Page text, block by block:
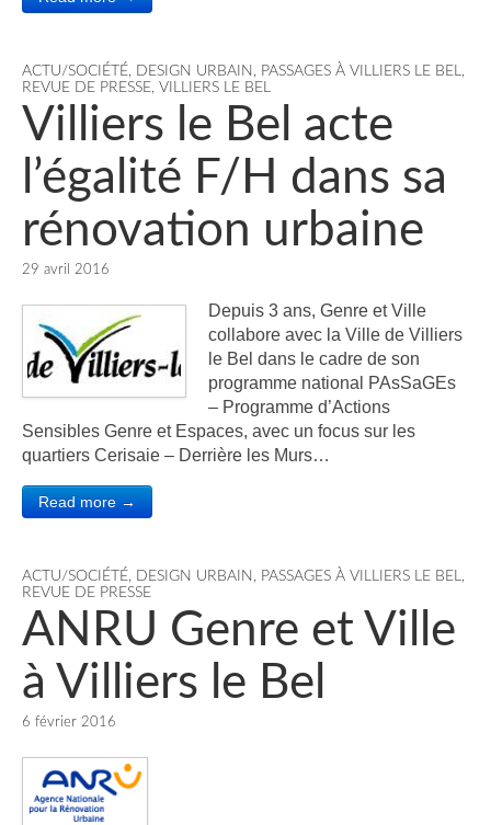
ACTU/SOCIÉTÉ, DESIGN URBAIN , PASSAGES À VILLIERS LE BEL,
REVUE DE PRESSE, VILLIERS LE BEL
Villiers le Bel acte
l’égalité F/H dans sa
rénovation urbaine
29 avril 2016
Depuis 3 ans, Genre et Ville
collabore avec la Ville de Villiers
le Bel dans le cadre de son
programme national PAsSaGEs
– Programme d’Actions
Sensibles Genre et Espaces, avec un focus sur les
quartiers Cerisaie – Derrière les Murs…
Read more →
ACTU/SOCIÉTÉ, DESIGN URBAIN , PASSAGES À VILLIERS LE BEL,
REVUE DE PRESSE
ANRU Genre et Ville
à Villiers le Bel
6 février 2016